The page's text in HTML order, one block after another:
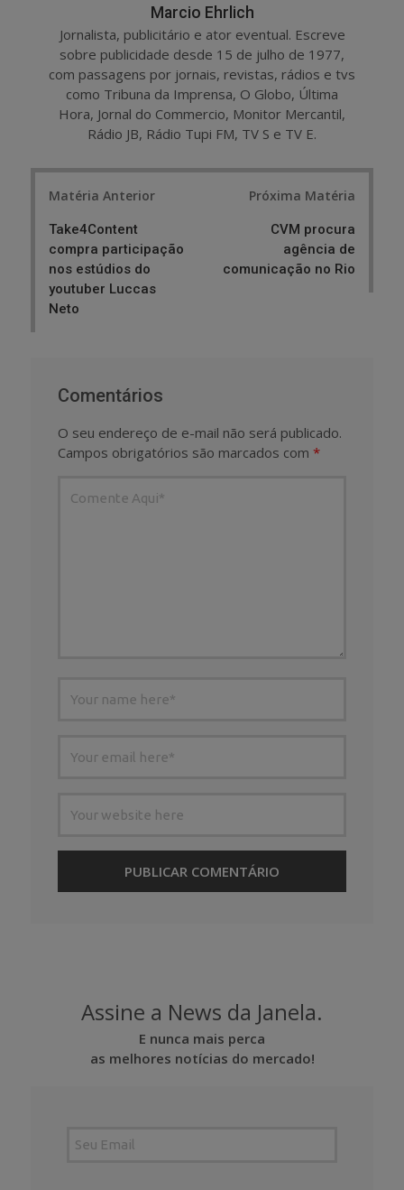
Marcio Ehrlich
Jornalista, publicitário e ator eventual. Escreve
sobre publicidade desde 15 de julho de 1977,
com passagens por jornais, revistas, rádios e tvs
como Tribuna da Imprensa, O Globo, Última
Hora, Jornal do Commercio, Monitor Mercantil,
Rádio JB, Rádio Tupi FM, TV S e TV E.
Matéria Anterior
Take4Content
compra participação
nos estúdios do
youtuber Luccas
Neto
Próxima Matéria
CVM procura
agência de
comunicação no Rio
Comentários
O seu endereço de e-mail não será publicado.
Campos obrigatórios são marcados com *
Assine a News da Janela.
E nunca mais perca
as melhores notícias do mercado!